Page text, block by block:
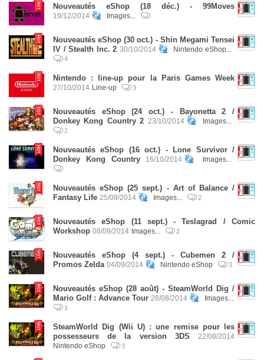
Nouveautés eShop (18 déc.) - 99Moves
19/12/2014 Images...
Nouveautés eShop (30 oct.) - Shin Megami Tensei
IV / Stealth Inc. 2 30/10/2014 Nintendo eShop...
4
Nintendo : line-up pour la Paris Games Week
27/10/2014 Line-up 3
Nouveautés eShop (24 oct.) - Bayonetta 2 /
Donkey Kong Country 2
23/10/2014 Images...
2
Nouveautés eShop (16 oct.) - Lone Survivor /
Donkey Kong Country
16/10/2014 Images...
Nouveautés eShop (25 sept.) - Art of Balance /
Fantasy Life 25/09/2014 Images... 2
Nouveautés eShop (11 sept.) - Teslagrad / Comic
Workshop 08/09/2014 Images... 2
Nouveautés eShop (4 sept.) - Cubemen 2 /
Promos Zelda 04/09/2014 Nintendo eShop 3
Nouveautés eShop (28 août) - SteamWorld Dig /
Mario Golf : Advance Tour 28/08/2014 Images...
1
SteamWorld Dig (Wii U) : une remise pour les
possesseurs de la version 3DS
22/08/2014
Nintendo eShop
3